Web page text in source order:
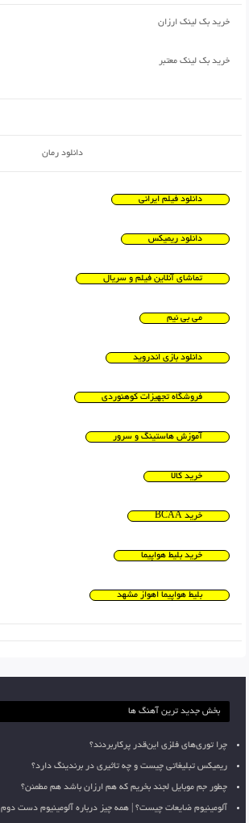
خرید بک لینک ارزان
خرید بک لینک معتبر
دانلود رمان
دانلود فیلم ایرانی
دانلود ریمیکس
تماشای آنلاین فیلم و سریال
می بی نیم
دانلود بازی اندروید
فروشگاه تجهیزات کوهنوردی
آموزش هاستینگ و سرور
خرید کالا
خرید BCAA
خرید بلیط هواپیما
بلیط هواپیما اهواز مشهد
بخش جدید ترین آهنگ ها
چرا توری‌های فلزی این‌قدر پرکاربردند؟
ریمیکس تبلیغاتی چیست و چه تاثیری در برندینگ دارد؟
چطور جم موبایل لجند بخریم که هم ارزان باشد هم مطمئن؟
آلومینیوم ضایعات چیست؟ | همه چیز درباره آلومینیوم دست دوم